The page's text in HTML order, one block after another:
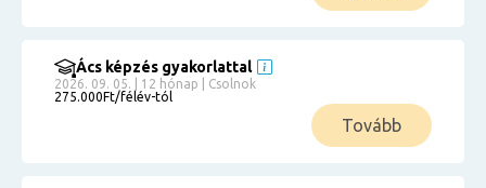
Ács képzés gyakorlattal
2026. 09. 05. | 12 hónap | Csolnok
275.000Ft/félév-tól
Tovább